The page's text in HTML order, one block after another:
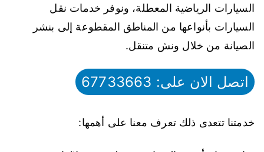
السيارات الرياضية المعطلة، ونوفر خدمات نقل
السيارات بأنواعها من المناطق المقطوعة إلى بنشر
الصيانة من خلال ونش متنقل.
اتصل الان على: 67733663
خدمتنا تتعدى ذلك تعرف معنا على أهمها: